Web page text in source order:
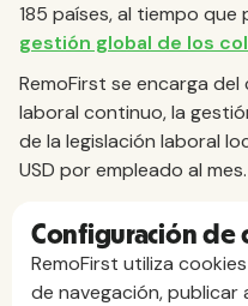
185 países, al tiempo
gestión global de los
RemoFirst se encarga
laboral continuo, la
de la legislación laboral
USD por empleado al mes.
RemoFirst puede
el mundo.
Configuración de
RemoFirst utiliza
de navegación,